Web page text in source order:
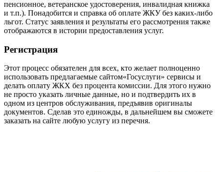
пенсионное, ветеранское удостоверения, инвалидная книжка
и т.п.). Понадобится и справка об оплате ЖКУ без каких-либо
льгот. Статус заявления и результаты его рассмотрения также
отображаются в истории предоставления услуг.
Регистрация
Этот процесс обязателен для всех, кто желает полноценно
использовать предлагаемые сайтом«Госуслуги» сервисы и
делать оплату ЖКХ без процента комиссии. Для этого нужно
не просто указать личные данные, но и подтвердить их в
одном из центров обслуживания, предъявив оригиналы
документов. Сделав это единожды, в дальнейшем вы сможете
заказать на сайте любую услугу из перечня.